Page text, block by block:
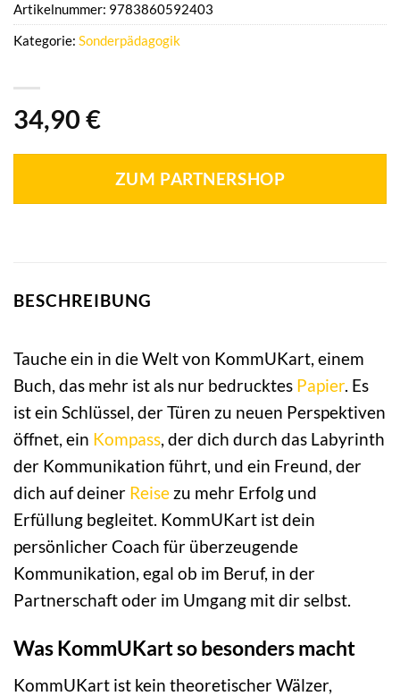
34,90 €
ZUM PARTNERSHOP
Artikelnummer: 9783860592403
Kategorie: Sonderpädagogik
BESCHREIBUNG
Tauche ein in die Welt von KommUKart, einem
Buch, das mehr ist als nur bedrucktes Papier. Es
ist ein Schlüssel, der Türen zu neuen Perspektiven
öffnet, ein Kompass , der dich durch das Labyrinth
der Kommunikation führt, und ein Freund, der
dich auf deiner Reise zu mehr Erfolg und
Erfüllung begleitet. KommUKart ist dein
persönlicher Coach für überzeugende
Kommunikation, egal ob im Beruf, in der
Partnerschaft oder im Umgang mit dir selbst.
Was KommUKart so besonders macht
KommUKart ist kein theoretischer Wälzer,